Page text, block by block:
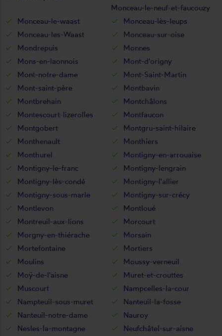
Monceau-le-neuf-et-faucouzy
Monceau-le-waast
Monceau-lès-leups
Monceau-les-Waast
Monceau-sur-oise
Mondrepuis
Monnes
Mons-en-laonnois
Mont-d'origny
Mont-notre-dame
Mont-Saint-Martin
Mont-saint-père
Montbavin
Montbrehain
Montchâlons
Montescourt-lizerolles
Montfaucon
Montgobert
Montgru-saint-hilaire
Monthenault
Monthiers
Monthurel
Montigny-en-arrouaise
Montigny-le-franc
Montigny-lengrain
Montigny-lès-condé
Montigny-l'allier
Montigny-sous-marle
Montigny-sur-crécy
Montlevon
Montloué
Montreuil-aux-lions
Morcourt
Morgny-en-thiérache
Morsain
Mortefontaine
Mortiers
Moulins
Moussy-verneuil
Moÿ-de-l'aisne
Muret-et-crouttes
Muscourt
Nampcelles-la-cour
Nampteuil-sous-muret
Nanteuil-la-fosse
Nanteuil-notre-dame
Nauroy
Nesles-la-montagne
Neufchâtel-sur-aisne